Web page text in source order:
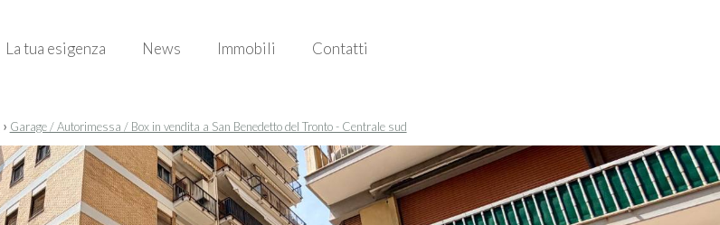
La tua esigenza News Immobili Contatti
› Garage / Autorimessa / Box in vendita a San Benedetto del Tronto - Centrale sud